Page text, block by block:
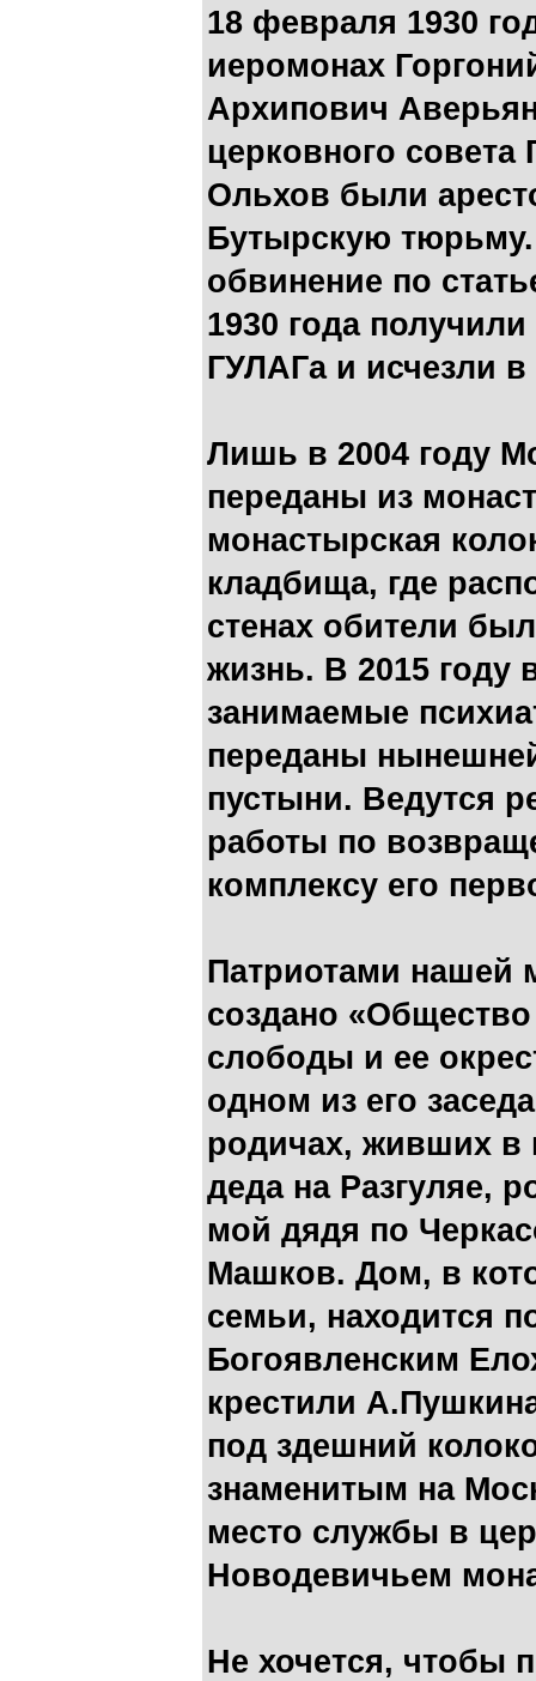
18 февраля 1930
иеромонах
Архипович
церковного
Ольхов были
Бутырскую
обвинение по
1930 года
ГУЛАГа и исчезли в
Лишь в 2004 году
переданы из
монастырская
кладбища, где
стенах обители
жизнь. В 2015 году
занимаемые
переданы
пустыни. Ведутся
работы по
комплексу его
Патриотами нашей
создано
слободы и ее
одном из его
родичах, живших в
деда на Разгуляе,
мой дядя по
Машков. Дом, в
семьи, находится
Богоявленским
крестили
под здешний
знаменитым на
место службы в
Новодевичьем
Не хочется, чтобы